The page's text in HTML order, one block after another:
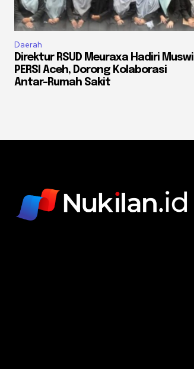
Daerah
Direktur RSUD Meuraxa Hadiri Muswil
PERSI Aceh, Dorong Kolaborasi
Antar-Rumah Sakit